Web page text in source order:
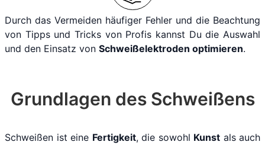
Durch das Vermeiden häufiger Fehler und die Beachtung
von Tipps und Tricks von Profis kannst Du die Auswahl
und den Einsatz von Schweißelektroden optimieren.
Grundlagen des Schweißens
Schweißen ist eine Fertigkeit, die sowohl Kunst als auch